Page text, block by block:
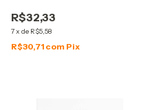
R$32,33
7x de R$5,58
R$30,71 com Pix